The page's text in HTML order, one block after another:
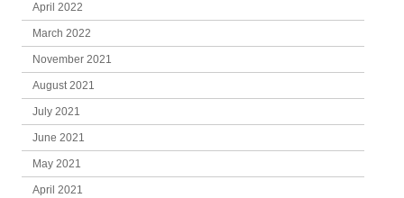
April 2022
March 2022
November 2021
August 2021
July 2021
June 2021
May 2021
April 2021